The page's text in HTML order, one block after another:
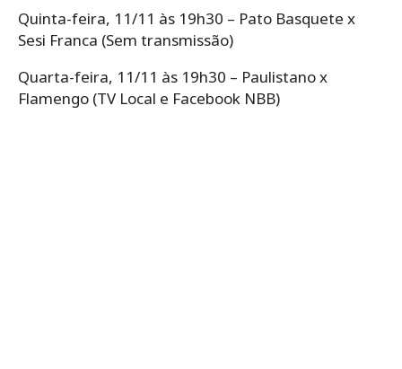
Quinta-feira, 11/11 às 19h30 – Pato Basquete x
Sesi Franca (Sem transmissão)
Quarta-feira, 11/11 às 19h30 – Paulistano x
Flamengo (TV Local e Facebook NBB)